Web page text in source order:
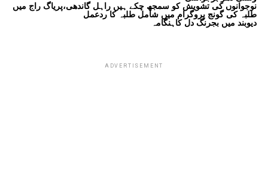
نوجوانوں کی تشویش کو سمجھ چکے ہیں راہل گاندھی،پریاگ راج میں
طلبہ کی گونج پروگرام میں شامل طلبہ کا ردعمل
دیوبند میں بجرنگ دل کاہنگامہ
ADVERTISEMENT